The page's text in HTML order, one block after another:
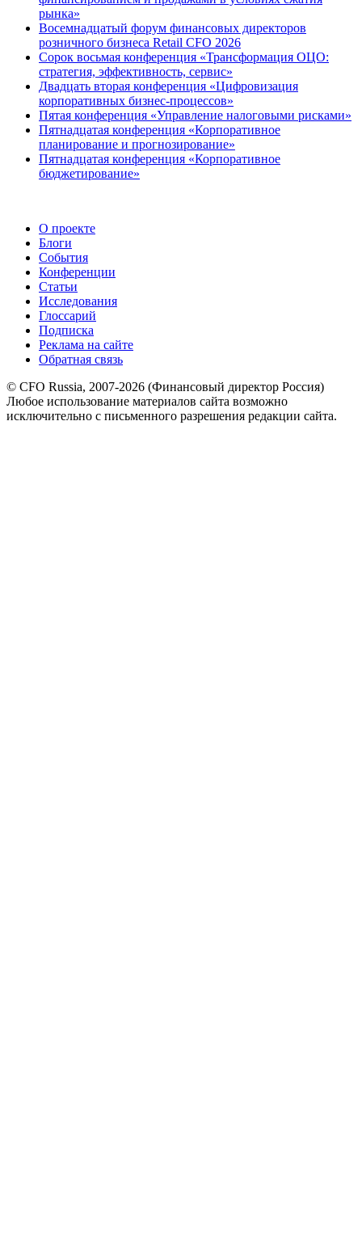
рынка»
Восемнадцатый форум финансовых директоров
розничного бизнеса Retail CFO 2026
Сорок восьмая конференция «Трансформация ОЦО:
стратегия, эффективность, сервис»
Двадцать вторая конференция «Цифровизация
корпоративных бизнес-процессов»
Пятая конференция «Управление налоговыми рисками»
Пятнадцатая конференция «Корпоративное
планирование и прогнозирование»
Пятнадцатая конференция «Корпоративное
бюджетирование»
О проекте
Блоги
События
Конференции
Статьи
Исследования
Глоссарий
Подписка
Реклама на сайте
Обратная связь
© CFO Russia, 2007-2026 (Финансовый директор Россия)
Любое использование материалов сайта возможно
исключительно с письменного разрешения редакции сайта.